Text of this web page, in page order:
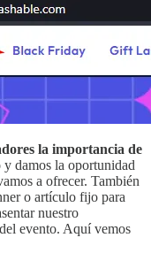
la importancia de
y damos la oportunidad
a ofrecer. También
o artículo fijo para
nuestro
evento. Aquí vemos